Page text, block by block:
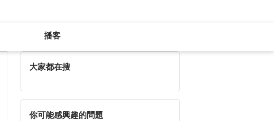
播客
大家都在搜
你可能感興趣的問題